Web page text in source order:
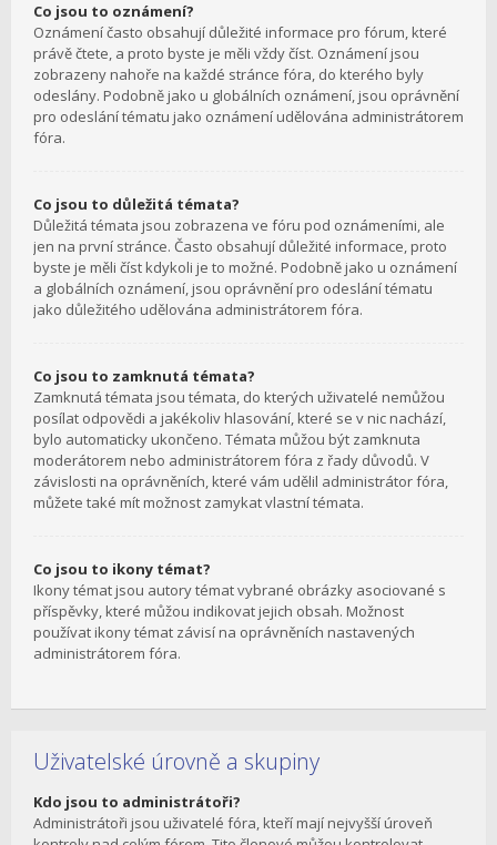
Co jsou to oznámení?
Oznámení často obsahují důležité informace pro fórum, které
právě čtete, a proto byste je měli vždy číst. Oznámení jsou
zobrazeny nahoře na každé stránce fóra, do kterého byly
odeslány. Podobně jako u globálních oznámení, jsou oprávnění
pro odeslání tématu jako oznámení udělována administrátorem
fóra.
Co jsou to důležitá témata?
Důležitá témata jsou zobrazena ve fóru pod oznámeními, ale
jen na první stránce. Často obsahují důležité informace, proto
byste je měli číst kdykoli je to možné. Podobně jako u oznámení
a globálních oznámení, jsou oprávnění pro odeslání tématu
jako důležitého udělována administrátorem fóra.
Co jsou to zamknutá témata?
Zamknutá témata jsou témata, do kterých uživatelé nemůžou
posílat odpovědi a jakékoliv hlasování, které se v nic nachází,
bylo automaticky ukončeno. Témata můžou být zamknuta
moderátorem nebo administrátorem fóra z řady důvodů. V
závislosti na oprávněních, které vám udělil administrátor fóra,
můžete také mít možnost zamykat vlastní témata.
Co jsou to ikony témat?
Ikony témat jsou autory témat vybrané obrázky asociované s
příspěvky, které můžou indikovat jejich obsah. Možnost
používat ikony témat závisí na oprávněních nastavených
administrátorem fóra.
Uživatelské úrovně a skupiny
Kdo jsou to administrátoři?
Administrátoři jsou uživatelé fóra, kteří mají nejvyšší úroveň